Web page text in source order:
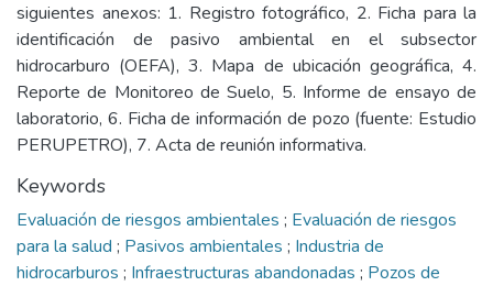
siguientes anexos: 1. Registro fotográfico, 2. Ficha para la
identificación de pasivo ambiental en el subsector
hidrocarburo (OEFA), 3. Mapa de ubicación geográfica, 4.
Reporte de Monitoreo de Suelo, 5. Informe de ensayo de
laboratorio, 6. Ficha de información de pozo (fuente: Estudio
PERUPETRO), 7. Acta de reunión informativa.
Keywords
Evaluación de riesgos ambientales ; Evaluación de riesgos
para la salud ; Pasivos ambientales ; Industria de
hidrocarburos ; Infraestructuras abandonadas ; Pozos de